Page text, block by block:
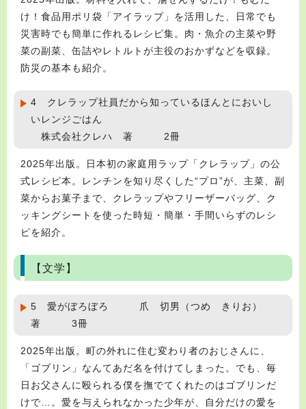
け！食品用ポリ袋「アイラップ」を活用した、日常でも
災害時でも簡単に作れるレシピ集。肉・魚介の主菜や野
菜の副菜、缶詰やレトルトが主役のおかずなどを収録。
防災の基本も紹介。
4 クレラップ社員だから知っているほんとにおいし
いレンジごはん
株式会社クレハ 著 2冊
2025年出版。日本初の家庭用ラップ「クレラップ」の公
式レシピ本。レンチンを知り尽くした“プロ”が、主菜、副
菜からお菓子まで、クレラップやフリーザーバッグ、ク
ッキングシートを使った時短・簡単・手間いらずのレシ
ピを紹介。
【文学】
5 愛がぼろぼろ 爪 切男（つめ きりお）
著 3冊
2025年出版。町の外れに住む変わり者のおじさんに、
「ゴブリン」なんてあだ名を付けてしまった。でも、毎
日お父さんに殴られる僕を撫でてくれたのはゴブリンだ
けで…。愛を与えられなかった少年が、自分だけの愛を